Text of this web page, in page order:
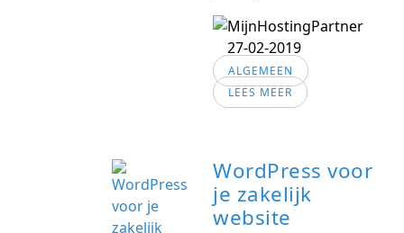
27-02-2019
ALGEMEEN
LEES MEER
WordPress voor
je zakelijk
website